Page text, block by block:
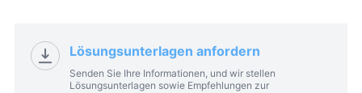
Lösungsunterlagen anfordern
Senden Sie Ihre Informationen, und wir stellen
Lösungsunterlagen sowie Empfehlungen zur